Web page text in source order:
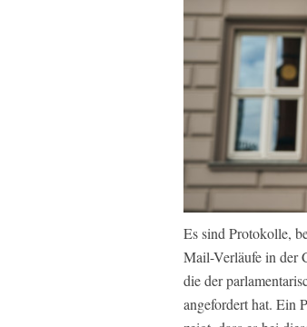
Es sind Protokolle,
Mail-Verläufe in der
die der
angefordert hat. Ein